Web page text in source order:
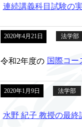
連続講義科目試験の
2020年4月21日 法学部
令和2年度の 国際コー
2020年1月9日 法学部
水野 紀子 教授の最終